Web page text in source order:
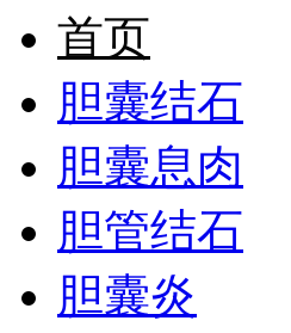
首页
胆囊结石
胆囊息肉
胆管结石
胆囊炎